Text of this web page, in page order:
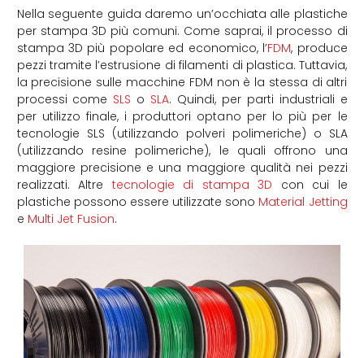
Nella seguente guida daremo un’occhiata alle plastiche
per stampa 3D più comuni. Come saprai, il processo di
stampa 3D più popolare ed economico, l’FDM, produce
pezzi tramite l’estrusione di filamenti di plastica. Tuttavia,
la precisione sulle macchine FDM non è la stessa di altri
processi come SLS o SLA. Quindi, per parti industriali e
per utilizzo finale, i produttori optano per lo più per le
tecnologie SLS (utilizzando polveri polimeriche) o SLA
(utilizzando resine polimeriche), le quali offrono una
maggiore precisione e una maggiore qualità nei pezzi
realizzati. Altre tecnologie di stampa 3D con cui le
plastiche possono essere utilizzate sono Material Jetting
e Multi Jet Fusion.